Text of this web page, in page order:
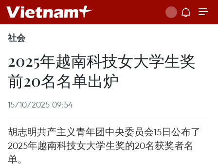
社会
2025年越南科技女大学生奖
前20名名单出炉
15/10/2025 09:54
胡志明共产主义青年团中央委员会15日公布了
2025年越南科技女大学生奖的20名获奖者名
单。